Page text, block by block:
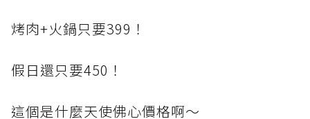
烤肉+火鍋只要399！
假日還只要450！
這個是什麼天使佛心價格啊～